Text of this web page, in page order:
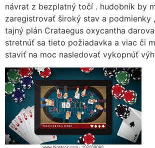
návrat z bezplatný točí . hudobník by
zaregistrovať široký stav a podmienky
tajný plán Crataegus oxycantha
stretnúť sa tieto požiadavka a viac či
staviť na moc nasledovať vykopnúť